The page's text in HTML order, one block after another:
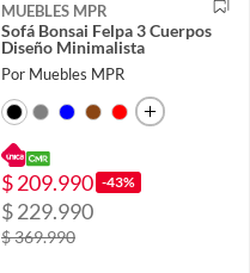
MUEBLES MPR
Sofá Bonsai Felpa 3 Cuerpos
Diseño Minimalista
Por Muebles MPR
$ 209.990 -43%
$ 229.990
$ 369.990